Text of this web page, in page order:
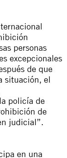
personas
excepcionales
de que
situación, el
policía de
de
judicial”.
en una